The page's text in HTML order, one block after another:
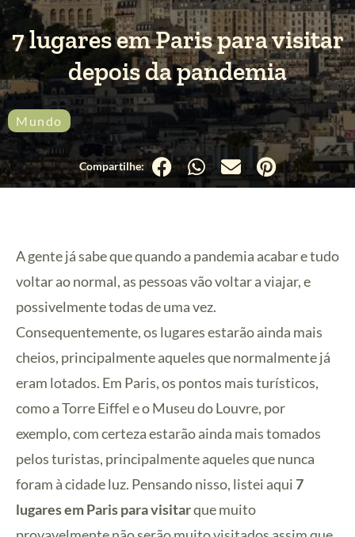
7 lugares em Paris para visitar
depois da pandemia
Mundo
A gente já sabe que quando a pandemia acabar e tudo
voltar ao normal, as pessoas vão voltar a viajar, e
possivelmente todas de uma vez.
Consequentemente, os lugares estarão ainda mais
cheios, principalmente aqueles que normalmente já
eram lotados. Em Paris, os pontos mais turísticos,
como a Torre Eiffel e o Museu do Louvre, por
exemplo, com certeza estarão ainda mais tomados
pelos turistas, principalmente aqueles que nunca
foram à cidade luz. Pensando nisso, listei aqui7
lugares em Paris para visitarque muito